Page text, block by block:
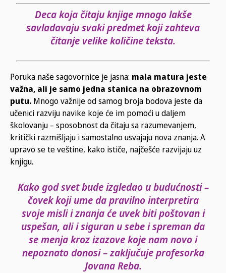
Deca koja čitaju knjige mnogo lakše
savladavaju svaki predmet koji zahteva
čitanje velike količine teksta.
Poruka naše sagovornice je jasna: mala matura jeste
važna, ali je samo jedna stanica na obrazovnom
putu. Mnogo važnije od samog broja bodova jeste da
učenici razviju navike koje će im pomoći u daljem
školovanju – sposobnost da čitaju sa razumevanjem,
kritički razmišljaju i samostalno usvajaju nova znanja. A
upravo se te veštine, kako ističe, najčešće razvijaju uz
knjigu.
Kako god svet bude izgledao u budućnosti –
čovek koji ume da pravilno interpretira
svoje misli i znanja će uvek biti poštovan i
uspešan, ali i siguran u sebe i spreman da
se menja kroz izazove koje nam novo i
nepoznato donosi – zaključuje profesorka
Jovana Reba.